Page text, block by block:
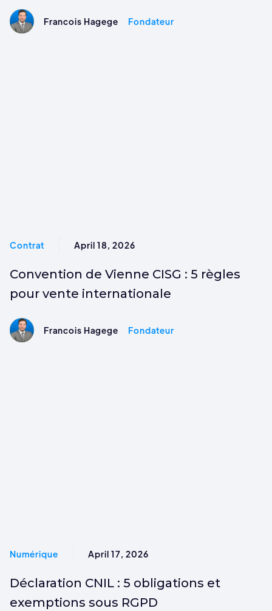
Francois Hagege Fondateur
Contrat April 18, 2026
Convention de Vienne CISG : 5 règles
pour vente internationale
Francois Hagege Fondateur
Numérique April 17, 2026
Déclaration CNIL : 5 obligations et
exemptions sous RGPD